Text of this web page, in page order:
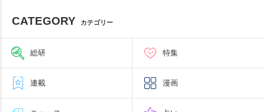
CATEGORY カテゴリー
総研 特集
連載 漫画